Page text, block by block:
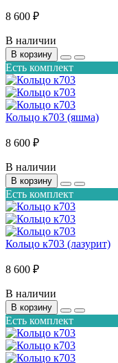
8 600 ₽
В наличии
В корзину
Есть комплект
Кольцо к703 (яшма)
8 600 ₽
В наличии
В корзину
Есть комплект
Кольцо к703 (лазурит)
8 600 ₽
В наличии
В корзину
Есть комплект